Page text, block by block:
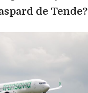
de Tende?